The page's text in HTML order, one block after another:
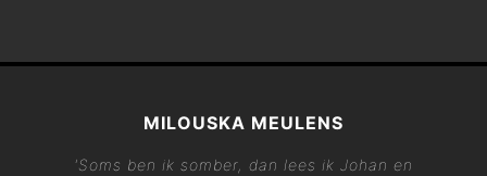
MILOUSKA MEULENS
'Soms ben ik somber, dan lees ik Johan en